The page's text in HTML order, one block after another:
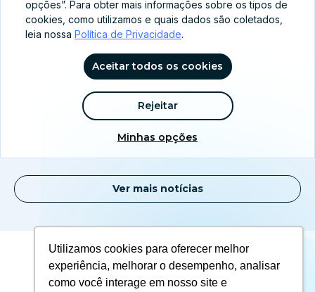
Utilizamos cookies para oferecer melhor
experiência, melhorar o desempenho, analisar
como você interage em nosso site e
abr 8, 2026
Família Brasileira no Centro: Como PT e PL
ajustam seus discursos para 2026?
Ver mais notícias
opções”. Para obter mais informações sobre os tipos de
cookies, como utilizamos e quais dados são coletados,
leia nossa Política de Privacidade.
Aceitar todos os cookies
Rejeitar
Minhas opções